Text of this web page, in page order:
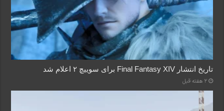
تاریخ انتشار Final Fantasy XIV برای سوییچ ۲ اعلام شد
2 هفته قبل